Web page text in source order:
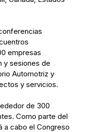
empresas
y sesiones de
Automotriz y
y servicios.
de 300
Como parte del
a cabo el Congreso